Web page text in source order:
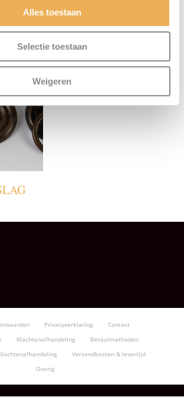
Alles toestaan
Selectie toestaan
Weigeren
RING BESLAG
€32.53
Privacyverklaring
Contact
Klachtenafhandeling
Betaalmethoden
Verzendkosten & levertijd
Overig